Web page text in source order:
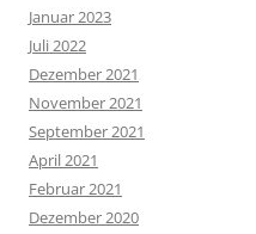
Januar 2023
Juli 2022
Dezember 2021
November 2021
September 2021
April 2021
Februar 2021
Dezember 2020